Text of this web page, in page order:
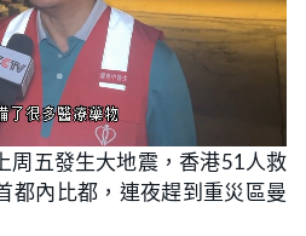
周五發生大地震，香港51人救
都內比都，連夜趕到重災區曼